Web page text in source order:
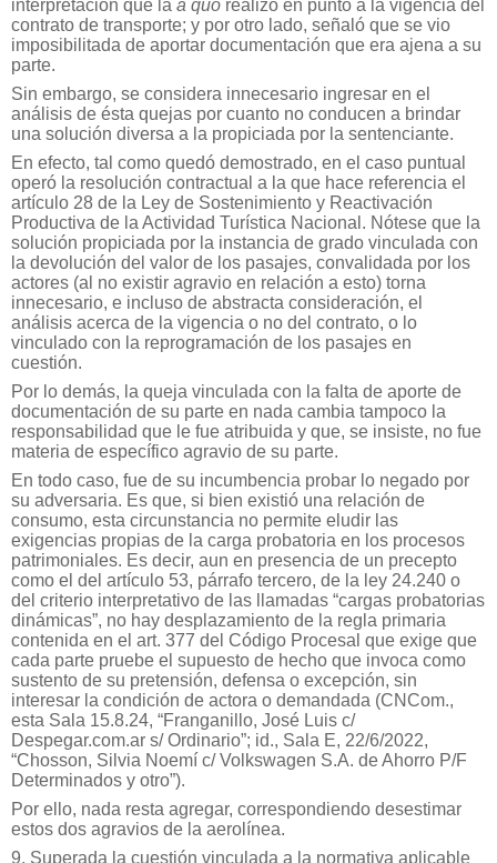
interpretación que la a quo realizó en punto a la vigencia del
contrato de transporte; y por otro lado, señaló que se vio
imposibilitada de aportar documentación que era ajena a su
parte.
Sin embargo, se considera innecesario ingresar en el
análisis de ésta quejas por cuanto no conducen a brindar
una solución diversa a la propiciada por la sentenciante.
En efecto, tal como quedó demostrado, en el caso puntual
operó la resolución contractual a la que hace referencia el
artículo 28 de la Ley de Sostenimiento y Reactivación
Productiva de la Actividad Turística Nacional. Nótese que la
solución propiciada por la instancia de grado vinculada con
la devolución del valor de los pasajes, convalidada por los
actores (al no existir agravio en relación a esto) torna
innecesario, e incluso de abstracta consideración, el
análisis acerca de la vigencia o no del contrato, o lo
vinculado con la reprogramación de los pasajes en
cuestión.
Por lo demás, la queja vinculada con la falta de aporte de
documentación de su parte en nada cambia tampoco la
responsabilidad que le fue atribuida y que, se insiste, no fue
materia de específico agravio de su parte.
En todo caso, fue de su incumbencia probar lo negado por
su adversaria. Es que, si bien existió una relación de
consumo, esta circunstancia no permite eludir las
exigencias propias de la carga probatoria en los procesos
patrimoniales. Es decir, aun en presencia de un precepto
como el del artículo 53, párrafo tercero, de la ley 24.240 o
del criterio interpretativo de las llamadas “cargas probatorias
dinámicas”, no hay desplazamiento de la regla primaria
contenida en el art. 377 del Código Procesal que exige que
cada parte pruebe el supuesto de hecho que invoca como
sustento de su pretensión, defensa o excepción, sin
interesar la condición de actora o demandada (CNCom.,
esta Sala 15.8.24, “Franganillo, José Luis c/
Despegar.com.ar s/ Ordinario”; id., Sala E, 22/6/2022,
“Chosson, Silvia Noemí c/ Volkswagen S.A. de Ahorro P/F
Determinados y otro”).
Por ello, nada resta agregar, correspondiendo desestimar
estos dos agravios de la aerolínea.
9. Superada la cuestión vinculada a la normativa aplicable